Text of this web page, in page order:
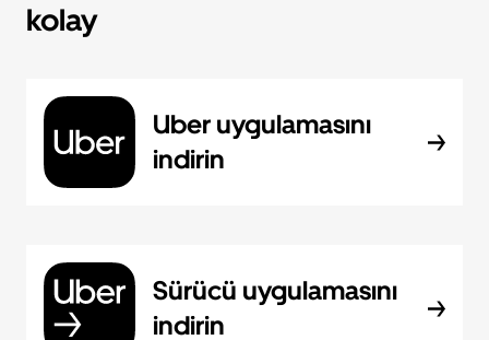
kolay
Uber uygulamasını
indirin
Sürücü uygulamasını
indirin